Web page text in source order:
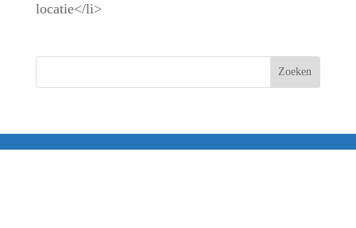
locatie</li>